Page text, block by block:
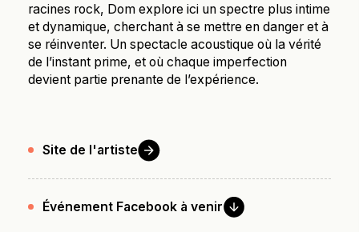
racines rock, Dom explore ici un spectre plus intime
et dynamique, cherchant à se mettre en danger et à
se réinventer. Un spectacle acoustique où la vérité
de l’instant prime, et où chaque imperfection
devient partie prenante de l’expérience.
Site de l'artiste
Événement Facebook à venir